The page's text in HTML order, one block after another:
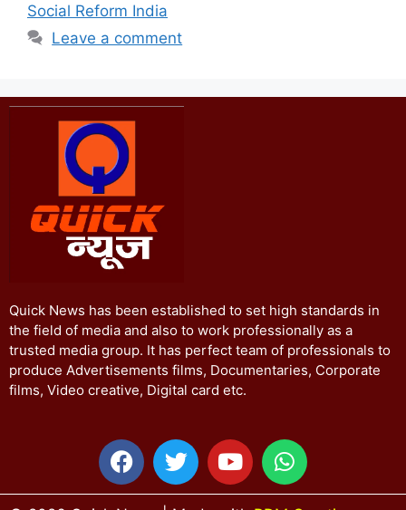
Social Reform India
Leave a comment
Quick News has been established to set high standards in
the field of media and also to work professionally as a
trusted media group. It has perfect team of professionals to
produce Advertisements films, Documentaries, Corporate
films, Video creative, Digital card etc.